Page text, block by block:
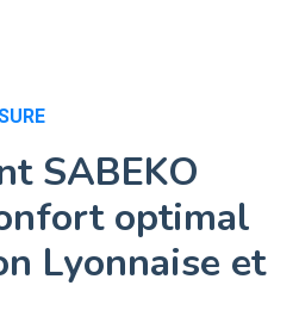
SABEKO
optimal
Lyonnaise et